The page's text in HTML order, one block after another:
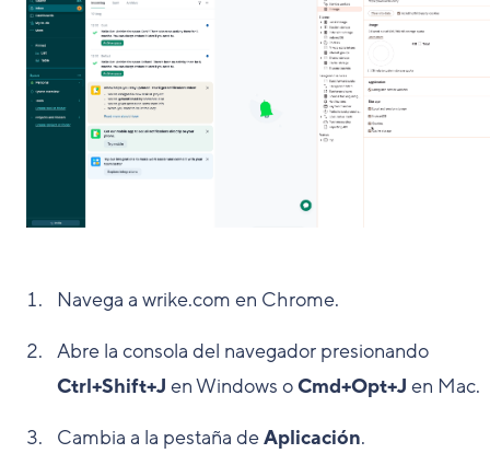
Navega a wrike.com en Chrome.
Abre la consola del navegador presionando
Ctrl+Shift+J en Windows oCmd+Opt+J en Mac.
Cambia a la pestaña deAplicación.